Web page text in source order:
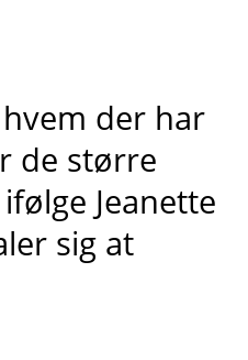
der har
de større
Jeanette
sig at